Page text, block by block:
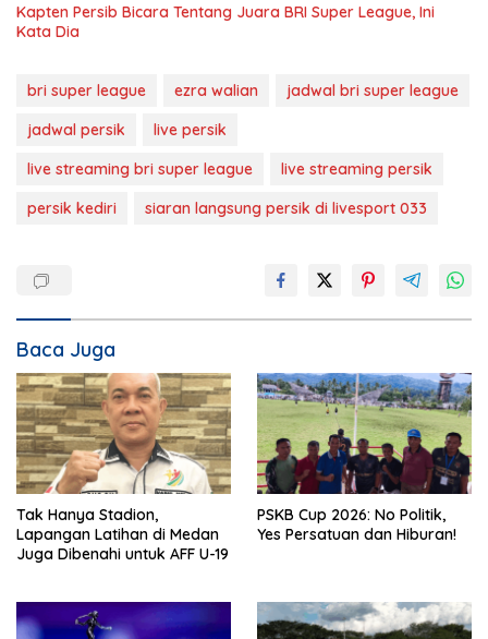
Kapten Persib Bicara Tentang Juara BRI Super League, Ini
Kata Dia
bri super league ezra walian
jadwal bri super league
jadwal persik
live persik
live streaming bri super league
live streaming persik
persik kediri
siaran langsung persik di livesport 033
Baca Juga
Tak Hanya Stadion,
Lapangan Latihan di Medan
Juga Dibenahi untuk AFF U-19
PSKB Cup 2026: No Politik,
Yes Persatuan dan Hiburan!